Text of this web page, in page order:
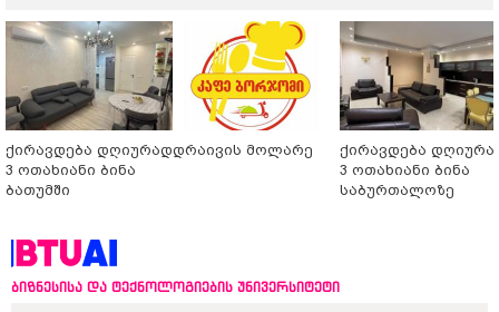
ქირავდება დღიურად
3 ოთახიანი ბინა
ბათუმში
დრაივის მოლარე
ქირავდება
3 ოთახიანი ბინა
საბურთალოზე
ბიზნესისა და ტექნოლოგიების უნივერსიტეტი